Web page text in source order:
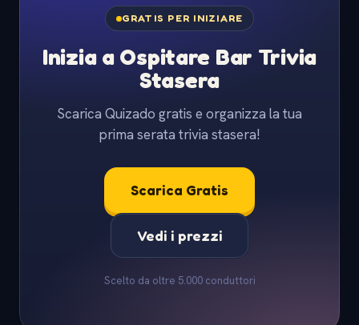
GRATIS PER INIZIARE
Inizia a Ospitare Bar Trivia
Stasera
Scarica Quizado gratis e organizza la tua
prima serata trivia stasera!
Scarica Gratis
Vedi i prezzi
Scelto da oltre 5.000 conduttori